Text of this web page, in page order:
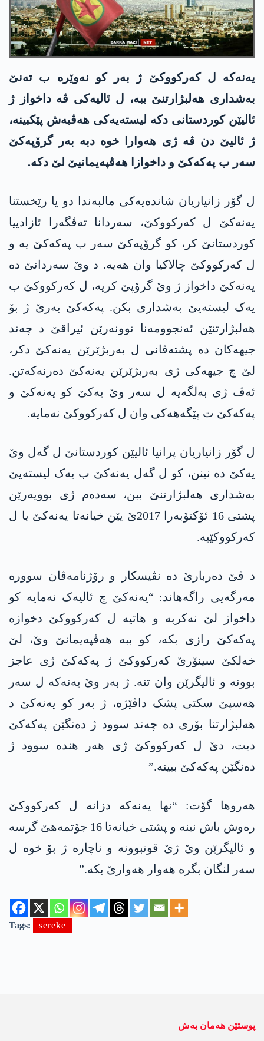
یەنەکە ل کەرکووکێ ژ بەر کو نەوێرە ب تەنێ
بەشداری ھەلبژارتنێ ببە، ل ئالیەکی ڤە داخواز ژ
ئالیێن کوردستانی دکە لیستەیەکی ھەڤبەش پێکبینە،
ژ ئالیێ دن ڤە ژی ھەوارا خوە دبە بەر گرۆپەکێ
سەر ب پەکەکێ و داخوازا ھەڤپەیمانیێ لێ دکە.
ل گۆر زانیاریان شاندەیەکی مالبەندا دو یا رێخستنا
یەنەکێ ل کەرکووکێ، سەردانا تەڤگەرا ئازادییا
کوردستانێ کر، کو گرۆپەکێ سەر ب پەکەکێ یە و
ل کەرکووکێ چالاکیا وان ھەیە. د وێ سەردانێ دە
یەنەکێ داخواز ژ وێ گرۆپێ کریە، ل کەرکووکێ ب
یەک لیستەیێ بەشداری بکن. پەکەکێ بەرێ ژ بۆ
ھەلبژارتنێن ئەنجوومەنا نوونەرێن ئیراقێ د چەند
جیھەکان دە پشتەڤانی ل بەربژێرێن یەنەکێ دکر،
لێ چ جیھەکی ژی بەربژێرێن یەنەکێ دەرنەکەتن.
ئەڤ ژی بەلگەیە ل سەر وێ یەکێ کو یەنەکێ و
پەکەکێ ت پێگەھەکی وان ل کەرکووکێ نەمایە.
ل گۆر زانیاریان پرانیا ئالیێن کوردستانێ ل گەل وێ
یەکێ دە نینن، کو ل گەل یەنەکێ ب یەک لیستەیێ
بەشداری ھەلبژارتنێ ببن، سەدەم ژی بوویەرێن
پشتی 16 ئۆکتۆبەرا 2017ێ یێن خیانەتا یەنەکێ یا ل
کەرکووکێیە.
د ڤێ دەربارێ دە نڤیسکار و رۆژنامەڤان سوورە
مەرگەیی راگەھاند: “یەنەکێ چ ئالیەک نەمایە کو
داخواز لێ نەکربە و ھاتیە ل کەرکووکێ دخوازە
پەکەکێ رازی بکە، کو ببە ھەڤپەیمانێ وێ، لێ
خەلکێ سینۆرێ کەرکووکێ ژ پەکەکێ ژی عاجز
بوونە و ئالیگرێن وان تنە. ژ بەر وێ یەنەکە ل سەر
ھەسپێ سکتی پشک داڤێژە، ژ بەر کو یەنەکێ د
ھەلبژارتنا بۆری دە چەند سوود ژ دەنگێن پەکەکێ
دیت، دێ ل کەرکووکێ ژی ھەر ھندە سوود ژ
دەنگێن پەکەکێ ببینە.”
ھەروھا گۆت: “نھا یەنەکە دزانە ل کەرکووکێ
رەوش باش نینە و پشتی خیانەتا 16 جۆتمەھێ گرسە
و ئالیگرێن وێ ژێ قوتبوونە و ناچارە ژ بۆ خوە ل
سەر لنگان بگرە ھەوار ھەوارێ بکە.”
Tags: sereke
پوستێن ھەمان بەش